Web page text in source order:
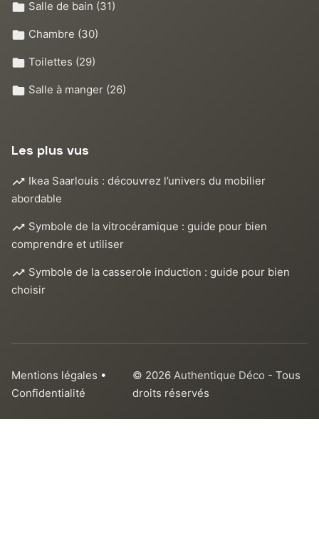
Salle de bain (31)
Chambre (30)
Toilettes (29)
Salle à manger (26)
Les plus vus
Ikea Saarlouis : découvrez l’univers du mobilier
abordable
Symbole de la vitrocéramique : guide pour bien
comprendre et utiliser
Symbole de la casserole induction : guide pour bien
choisir
Mentions légales •
Confidentialité
© 2026Authentique Déco - Tous
droits réservés